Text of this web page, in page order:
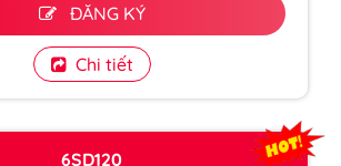
ĐĂNG KÝ
Chi tiết
6SD120